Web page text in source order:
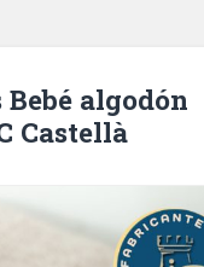
algodón
Castellà